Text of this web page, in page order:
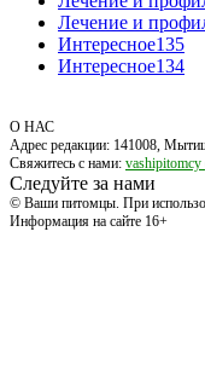
Лечение и
Интересное135
Интересное134
О НАС
Адрес редакции: 141008,
Свяжитесь с нами: vashipitomcy
Следуйте за нами
© Ваши питомцы. При
Информация на сайте 16+